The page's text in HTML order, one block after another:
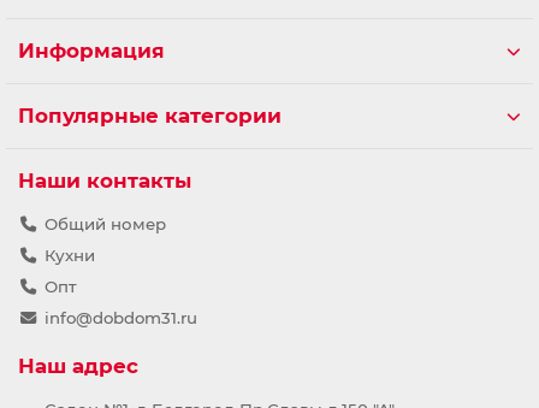
Информация
Популярные категории
Наши контакты
Общий номер
Кухни
Опт
info@dobdom31.ru
Наш адрес